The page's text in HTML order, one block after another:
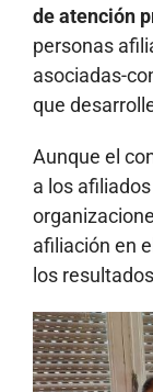
de atención
personas
asociadas-
que
Aunque el
a los
afiliación en
los